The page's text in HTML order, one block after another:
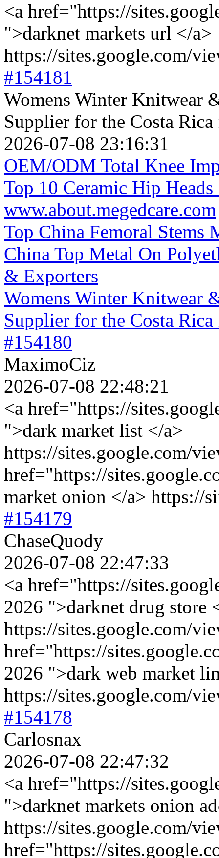
<a href="https://
">darknet markets url </a>
https://sites.google.com/
#154181
Womens Winter Knitwear
Supplier for the Costa Rica
2026-07-08 23:16:31
OEM/ODM Total Knee
Top 10 Ceramic Hip
www.about.megedcare.com
Top China Femoral Stems
China Top Metal On
& Exporters
Womens Winter Knitwear
Supplier for the Costa Rica
#154180
MaximoCiz
2026-07-08 22:48:21
<a href="https://
">dark market list </a>
https://sites.google.com/
href="https://
market onion </a> https://
#154179
ChaseQuody
2026-07-08 22:47:33
<a href="https://
2026 ">darknet drug store
https://sites.google.com/
href="https://
2026 ">dark web market
https://sites.google.com/
#154178
Carlosnax
2026-07-08 22:47:32
<a href="https://
">darknet markets onion
https://sites.google.com/
href="https://